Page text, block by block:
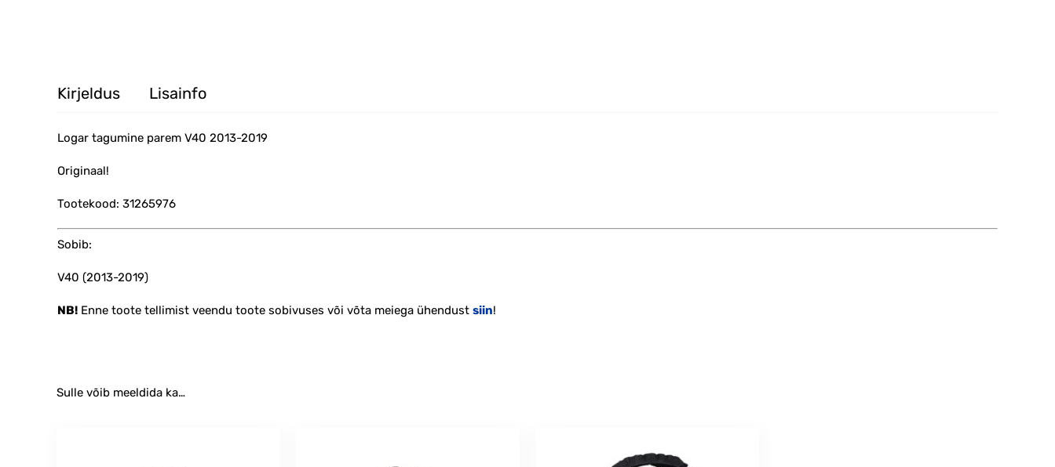
Kirjeldus Lisainfo
Logar tagumine parem V40 2013-2019
Originaal!
Tootekood: 31265976
Sobib:
V40 (2013-2019)
NB! Enne toote tellimist veendu toote sobivuses või võta meiega ühendust siin!
Sulle võib meeldida ka…